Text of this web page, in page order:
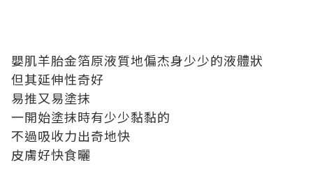
嬰肌羊胎金箔原液質地偏杰身少少的液體狀
但其延伸性奇好
易推又易塗抹
一開始塗抹時有少少黏黏的
不過吸收力出奇地快
皮膚好快食曬